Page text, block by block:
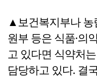
▲보건복지부나 농
원부 등은 식품·의
고 있다면 식약처
담당하고 있다. 결